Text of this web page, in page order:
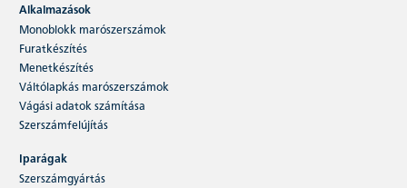
Alkalmazások
Monoblokk marószerszámok
Furatkészítés
Menetkészítés
Váltólapkás marószerszámok
Vágási adatok számítása
Szerszámfelújítás
Iparágak
Szerszámgyártás